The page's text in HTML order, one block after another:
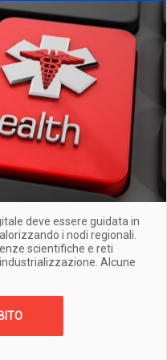
deve essere guidata in
i nodi regionali.
scientifiche e reti
Alcune